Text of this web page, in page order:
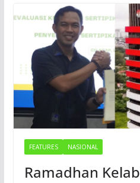
FEATURES NASIONAL
Ramadhan